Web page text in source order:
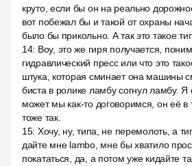
круто, если бы он на реально
вот побежал бы и такой от охраны
было бы прикольно. А так это такое
14: Воу, это же гиря получается,
гидравлический пресс или что это
штука, которая сминает она машины
биста в ролике ламбу согнул ламбу. Я
может мы как-то договоримся, он её
тоже так.
15: Хочу, ну, типа, не перемолоть, а
дайте мне lambo, мне бы хватило
покататься, да, а потом уже кидайте